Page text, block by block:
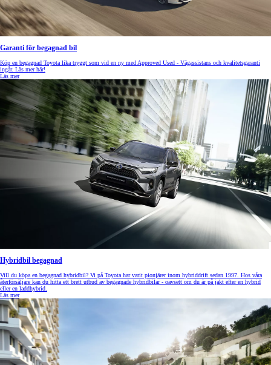
Garanti för begagnad bil
Köp en begagnad Toyota lika tryggt som vid en ny med Approved Used - Vägassistans och kvalitetsgaranti
ingår. Läs mer här!
Läs mer
Hybridbil begagnad
Vill du köpa en begagnad hybridbil? Vi på Toyota har varit pionjärer inom hybriddrift sedan 1997. Hos våra
återförsäljare kan du hitta ett brett utbud av begagnade hybridbilar - oavsett om du är på jakt efter en hybrid
eller en laddhybrid.
Läs mer